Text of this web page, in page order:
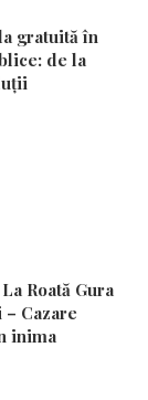
gratuită în
de la
Roată Gura
Cazare
inima